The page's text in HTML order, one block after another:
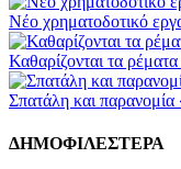
Νέο χρηματοδοτικό
Καθαρίζονται τα
Σπατάλη και
ΔΗΜΟΦΙΛΕΣΤΕΡΑ